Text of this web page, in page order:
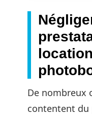
De nombreux
contentent du